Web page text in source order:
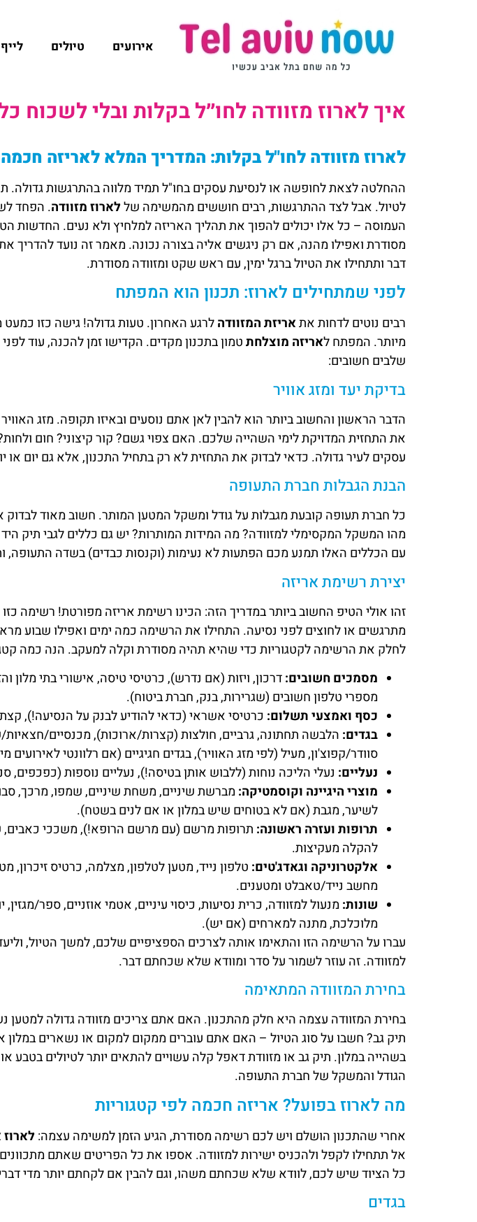
אירועים טיולים
איך לארוז מזוודה לחו״ל בקלות ובלי לשכוח
לארוז מזוודה לחו"ל בקלות: המדריך המלא לאריזה
ההחלטה לצאת לחופשה או לנסיעת עסקים בחו"ל תמיד מלווה בהתרגשות גדולה.
לטיול. אבל לצד ההתרגשות, רבים חוששים מהמשימה שללארוז מזוודה. הפחד
העמוסה – כל אלו יכולים להפוך את תהליך האריזה למלחיץ ולא נעים. החדשות
מסודרת ואפילו מהנה, אם רק ניגשים אליה בצורה נכונה. מאמר זה נועד
דבר ותתחילו את הטיול ברגל ימין, עם ראש שקט ומזוודה מסודרת.
לפני שמתחילים לארוז: תכנון הוא המפתח
רבים נוטים לדחות אתאריזת המזוודהלרגע האחרון. טעות גדולה! גישה כזו
מיותר. המפתח לאריזה מוצלחתטמון בתכנון מקדים. הקדישו זמן להכנה, עוד
שלבים חשובים:
בדיקת יעד ומזג אוויר
הדבר הראשון והחשוב ביותר הוא להבין לאן אתם נוסעים ובאיזו תקופה. מזג
את התחזית המדויקת לימי השהייה שלכם. האם צפוי גשם? קור קיצוני? חום
עסקים לעיר גדולה. כדאי לבדוק את התחזית לא רק בתחיל התכנון, אלא גם יום
הבנת הגבלות חברת התעופה
כל חברת תעופה קובעת מגבלות על גודל ומשקל המטען המותר. חשוב מאוד
מהו המשקל המקסימלי למזוודה? מה המידות המותרות? יש גם כללים לגבי תיק
עם הכללים האלו תמנע מכם הפתעות לא נעימות (וקנסות כבדים) בשדה התעופה,
יצירת רשימת אריזה
זהו אולי הטיפ החשוב ביותר במדריך הזה: הכינו רשימת אריזה מפורטת!
מתרגשים או לחוצים לפני נסיעה. התחילו את הרשימה כמה ימים ואפילו
לחלק את הרשימה לקטגוריות כדי שהיא תהיה מסודרת וקלה למעקב. הנה כמה
מסמכים חשובים:דרכון, ויזות (אם נדרש), כרטיסי טיסה, אישורי בתי מלון
מספרי טלפון חשובים (שגרירות, בנק, חברת ביטוח).
כסף ואמצעי תשלום: כרטיסי אשראי (כדאי להודיע לבנק על הנסיעה!), קצת
בגדים: הלבשה תחתונה, גרביים, חולצות (קצרות/ארוכות), מכנסיים/
סוודר/קפוצ'ון, מעיל (לפי מזג האוויר), בגדים חגיגיים (אם רלוונטי לאירועים
נעליים: נעלי הליכה נוחות (ללבוש אותן בטיסה!), נעליים נוספות (כפכפים,
מוצרי היגיינה וקוסמטיקה: מברשת שיניים, משחת שיניים, שמפו, מרכך,
לשיער, מגבת (אם לא בטוחים שיש במלון או אם לנים בשטח).
תרופות ועזרה ראשונה: תרופות מרשם (עם מרשם הרופא!), משככי כאבים,
להקלה מעקיצות.
אלקטרוניקה וגאדג'טים: טלפון נייד, מטען לטלפון, מצלמה, כרטיס
מחשב נייד/טאבלט ומטענים.
שונות:
מלוכלכת, מתנה למארחים (אם יש).
עברו על הרשימה הזו והתאימו אותה לצרכים הספציפיים שלכם, למשך הטיול,
למזוודה. זה עוזר לשמור על סדר ומוודא שלא שכחתם דבר.
בחירת המזוודה המתאימה
בחירת המזוודה עצמה היא חלק מהתכנון. האם אתם צריכים מזוודה גדולה
תיק גב? חשבו על סוג הטיול – האם אתם עוברים ממקום למקום או נשארים במלון
בשהייה במלון. תיק גב או מזוודת דאפל קלה עשויים להתאים יותר לטיולים
הגודל והמשקל של חברת התעופה.
מה לארוז בפועל? אריזה חכמה לפי קטגוריות
אחרי שהתכנון הושלם ויש לכם רשימה מסודרת, הגיע הזמן למשימה עצמה:
אל תתחילו לקפל ולהכניס ישירות למזוודה. אספו את כל הפריטים שאתם
כל הציוד שיש לכם, לוודא שלא שכחתם משהו, וגם להבין אם לקחתם יותר מדי
בגדים